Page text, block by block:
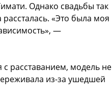
Однако свадьбы так
«Это была моя
—
с расставанием, модель не
из-за ушедшей